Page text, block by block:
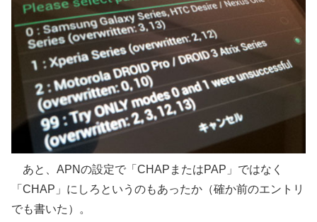
あと、APNの設定で「CHAPまたはPAP」ではなく
「CHAP」にしろというのもあったか（確か前のエントリ
でも書いた）。